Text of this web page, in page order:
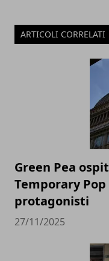
ARTICOLI CORRELATI
Green Pea
Temporary
protagonisti
27/11/2025